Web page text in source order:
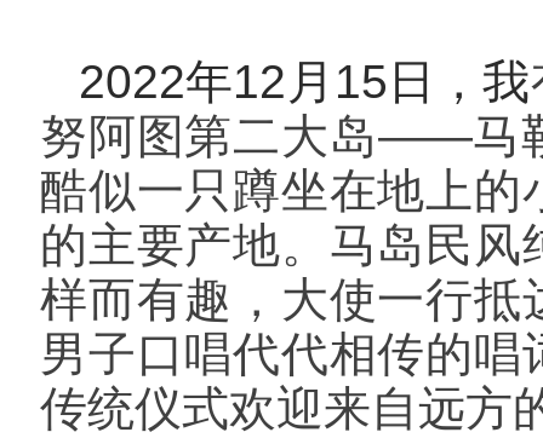
2022年12月15日，我
努阿图第二大岛——马
酷似一只蹲坐在地上
的主要产地。马岛民
样而有趣，大使一行抵
男子口唱代代相传的
传统仪式欢迎来自远方